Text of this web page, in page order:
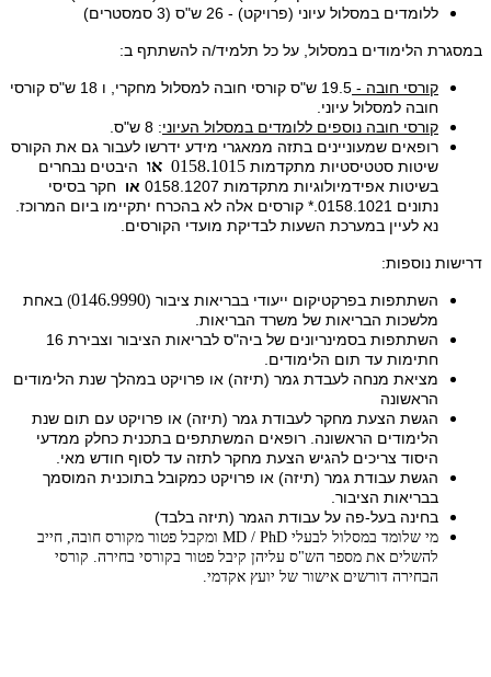
ללומדים במסלול עיוני (פרויקט) - 26 ש"ס (3 סמסטרים)
במסגרת הלימודים במסלול, על כל תלמיד/ה להשתתף ב:
קורסי חובה -
19.5 ש"ס קורסי חובה למסלול מחקרי, ו 18 ש"ס קורסי
חובה למסלול עיוני.
קורסי חובה נוספים ללומדים במסלול העיוני: 8 ש"ס.
רופאים שמעוניינים בתזה ממאגרי מידע ידרשו לעבור גם את הקורס
שיטות סטטיסטיות מתקדמות 0158.1015​ או היבטים נבחרים
בשיטות אפידמיולוגיות מתקדמות​ 0158.1207​
או חקר בסיסי
נתונים 0158.1021.* קורסים אלה לא בהכרח יתקיימו ביום המרוכז.
נא לעיין במערכת השעות לבדיקת מועדי הקורסים.
​דרישות נוספות:
השתתפות בפרקטיקום ייעודי בבריאות ציבור (0146.9990​
) באחת
מלשכות הבריאות של משרד הבריאות.
השתתפות בסמינריונים של ביה"ס לבריאות הציבור וצבירת 16
חתימות עד תום הלימודים.
מציאת מנחה לעבדת גמר (תיזה) או פרויקט במהלך שנת הלימודים
הראשונה
הגשת הצעת מחקר לעבודת גמר (תיזה) או פרויקט עם תום שנת
הלימודים הראשונה. רופאים המשתתפים בתכנית כחלק ממדעי
היסוד צריכים להגיש הצעת מחקר לתזה עד לסוף חודש מאי.
הגשת עבודת גמר (תיזה) או פרויקט כמקובל בתוכנית המוסמך
בבריאות הציבור.
בחינה בעל-פה על עבודת הגמר (תיזה בלבד)
מי שלומד במסלול לבעלי MD / PhD ומקבל פטור מקורס חובה, חייב
להשלים את מספר הש"ס עליהן קיבל פטור בקורסי בחירה. קורסי
הבחירה דורשים אישור של יועץ אקדמי.